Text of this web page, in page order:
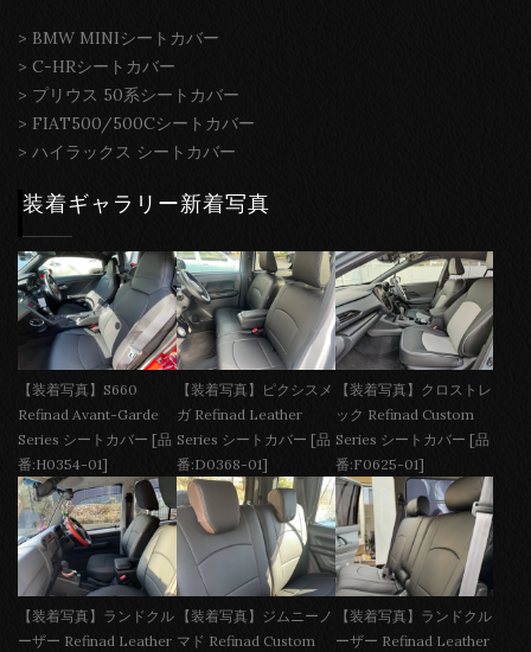
> BMW MINIシートカバー
> C-HRシートカバー
> プリウス 50系シートカバー
> FIAT500/500Cシートカバー
> ハイラックス シートカバー
装着ギャラリー新着写真
【装着写真】S660
Refinad Avant-Garde
Series シートカバー [品
番:H0354-01]
【装着写真】ピクシスメ
ガ Refinad Leather
Series シートカバー [品
番:D0368-01]
【装着写真】クロストレ
ック Refinad Custom
Series シートカバー [品
番:F0625-01]
【装着写真】ランドクル
ーザー Refinad Leather
【装着写真】ジムニーノ
マド Refinad Custom
【装着写真】ランドクル
ーザー Refinad Leather